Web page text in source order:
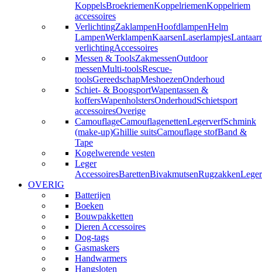
KoppelsBroekriemenKoppelriemenKoppelriem
accessoires
VerlichtingZaklampenHoofdlampenHelm
LampenWerklampenKaarsenLaserlampjes
verlichtingAccessoires
Messen & ToolsZakmessenOutdoor
messenMulti-toolsRescue-
toolsGereedschapMeshoezenOnderhoud
Schiet- & BoogsportWapentassen &
koffersWapenholstersOnderhoudSchietsport
accessoiresOverige
CamouflageCamouflagenettenLegerverfSchmink
(make-up)Ghillie suitsCamouflage stofBand &
Tape
Kogelwerende vesten
Leger
AccessoiresBarettenBivakmutsenRugzakken
OVERIG
Batterijen
Boeken
Bouwpakketten
Dieren Accessoires
Dog-tags
Gasmaskers
Handwarmers
Hangsloten